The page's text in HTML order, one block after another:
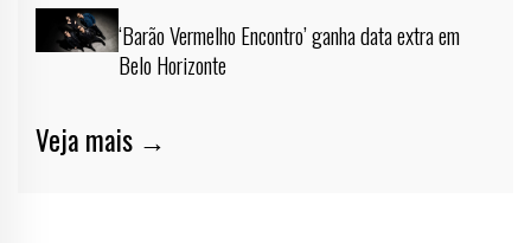
‘Barão Vermelho Encontro’ ganha data extra em
Belo Horizonte
Veja mais →